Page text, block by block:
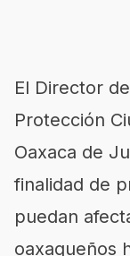
El Director
Protección
Oaxaca de
finalidad de
puedan
oaxaqueños